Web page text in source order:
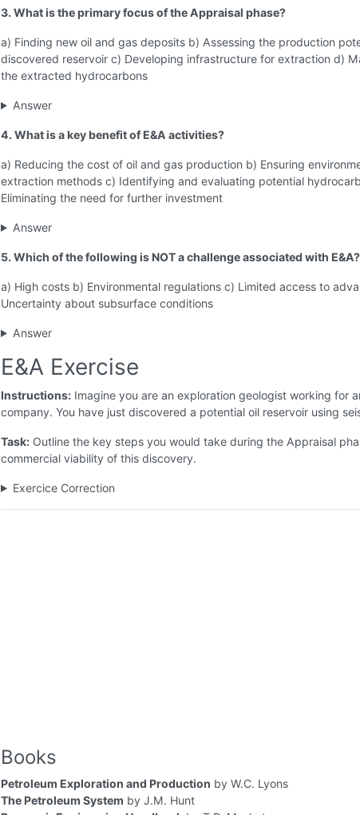
3. What is the primary focus of the Appraisal phase?
a) Finding new oil and gas deposits b) Assessing the production
discovered reservoir c) Developing infrastructure for extraction d)
the extracted hydrocarbons
Answer
4. What is a key benefit of E&A activities?
a) Reducing the cost of oil and gas production b) Ensuring
extraction methods c) Identifying and evaluating potential
Eliminating the need for further investment
Answer
5. Which of the following is NOT a challenge associated with E&A?
a) High costs b) Environmental regulations c) Limited access to
Uncertainty about subsurface conditions
Answer
E&A Exercise
Instructions: Imagine you are an exploration geologist working for
company. You have just discovered a potential oil reservoir using
Task: Outline the key steps you would take during the Appraisal
commercial viability of this discovery.
Exercice Correction
Books
Petroleum Exploration and Production by W.C. Lyons
The Petroleum System by J.M. Hunt